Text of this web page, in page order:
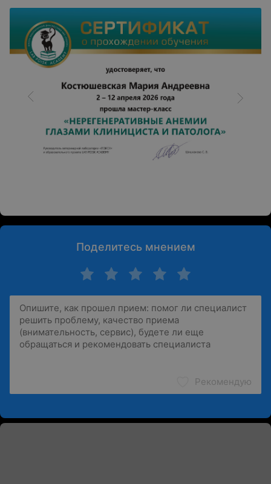
Поделитесь мнением
Рекомендую